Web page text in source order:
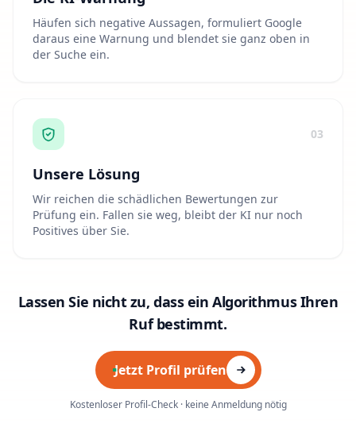
Häufen sich negative Aussagen, formuliert Google
daraus eine Warnung und blendet sie ganz oben in
der Suche ein.
03
Unsere Lösung
Wir reichen die schädlichen Bewertungen zur
Prüfung ein. Fallen sie weg, bleibt der KI nur noch
Positives über Sie.
Lassen Sie nicht zu, dass ein Algorithmus Ihren
Ruf bestimmt.
Jetzt Profil prüfen
Kostenloser Profil-Check · keine Anmeldung nötig